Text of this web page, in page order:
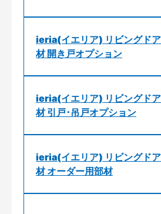
ieria(イエリア) リビングド
材 開き戸オプション
ieria(イエリア) リビングド
材 引戸･吊戸オプション
ieria(イエリア) リビングド
材 オーダー用部材